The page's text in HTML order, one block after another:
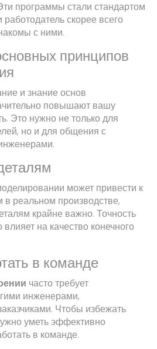
программы стали стандартом
работодатель скорее всего
с ними.
принципов
и знание основ
повышают вашу
Это нужно не только для
но и для общения с
может привести к
реальном производстве,
крайне важно. Точность
на качество конечного
в команде
часто требует
инженерами,
Чтобы избежать
уметь эффективно
в команде.